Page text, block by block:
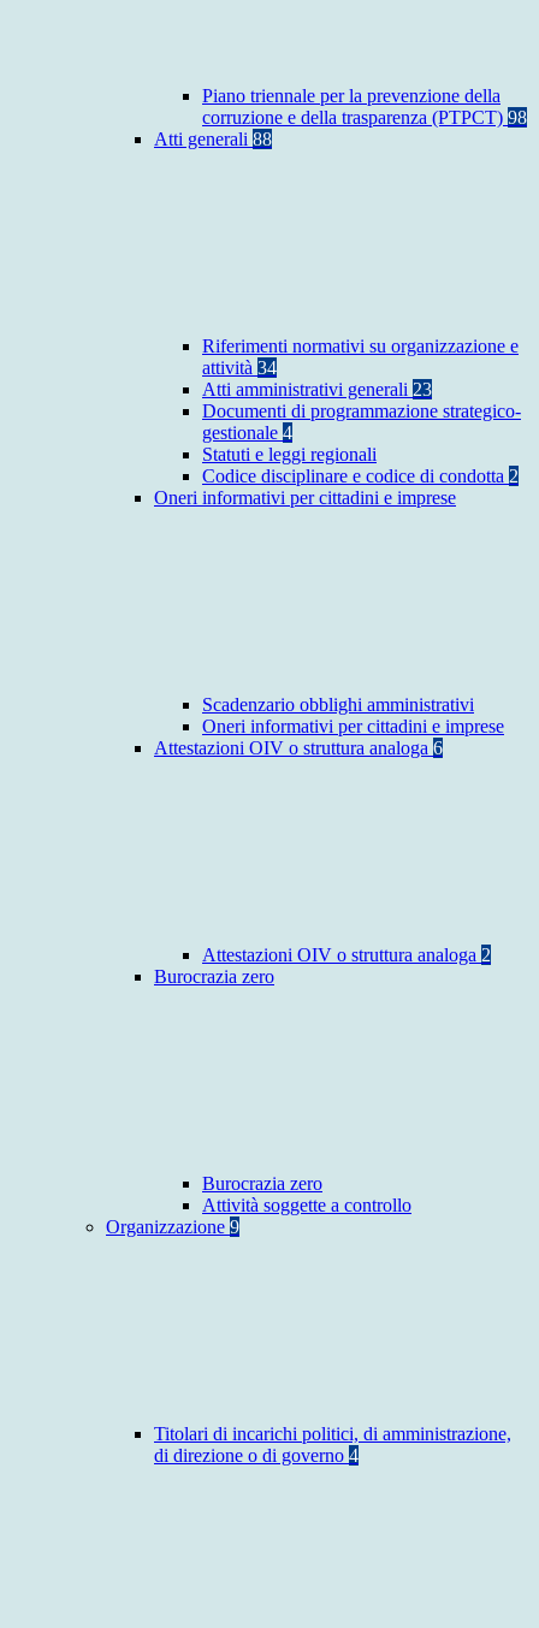
Piano triennale per la prevenzione della
corruzione e della trasparenza (PTPCT) 98
Atti generali 88
Riferimenti normativi su organizzazione e
attività 34
Atti amministrativi generali 23
Documenti di programmazione strategico-
gestionale 4
Statuti e leggi regionali
Codice disciplinare e codice di condotta 2
Oneri informativi per cittadini e imprese
Scadenzario obblighi amministrativi
Oneri informativi per cittadini e imprese
Attestazioni OIV o struttura analoga 6
Attestazioni OIV o struttura analoga 2
Burocrazia zero
Burocrazia zero
Attività soggette a controllo
Organizzazione 9
Titolari di incarichi politici, di amministrazione,
di direzione o di governo 4